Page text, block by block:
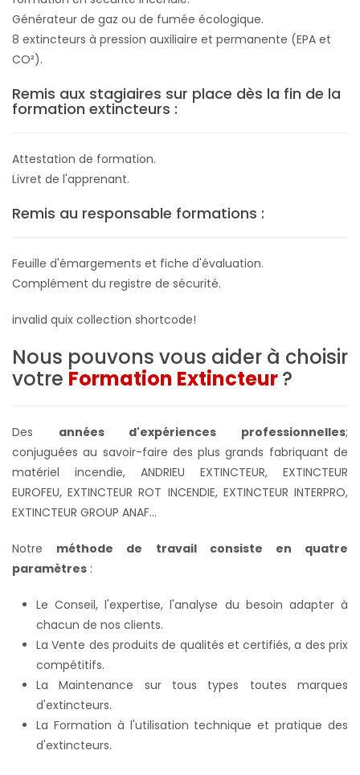
Générateur de gaz ou de fumée écologique.
8 extincteurs à pression auxiliaire et permanente (EPA et
CO²).
Remis aux stagiaires sur place dès la fin de la
formation extincteurs :
Attestation de formation.
Livret de l'apprenant.
Remis au responsable formations :
Feuille d'émargements et fiche d'évaluation.
Complément du registre de sécurité.
invalid quix collection shortcode!
Nous pouvons vous aider à choisir
votre Formation Extincteur?
Des années d'expériences professionnelles;
conjuguées au savoir-faire des plus grands fabriquant de
matériel incendie, ANDRIEU EXTINCTEUR, EXTINCTEUR
EUROFEU, EXTINCTEUR ROT INCENDIE, EXTINCTEUR INTERPRO,
EXTINCTEUR GROUP ANAF...
Notre méthode de travail consiste en quatre
paramètres :
Le Conseil, l'expertise, l'analyse du besoin adapter à
chacun de nos clients.
La Vente des produits de qualités et certifiés, a des prix
compétitifs.
La Maintenance sur tous types toutes marques
d'extincteurs.
La Formation à l'utilisation technique et pratique des
d'extincteurs.